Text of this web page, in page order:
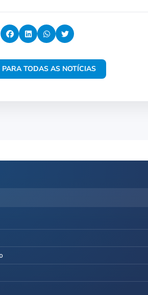
TODAS AS NOTÍCIAS